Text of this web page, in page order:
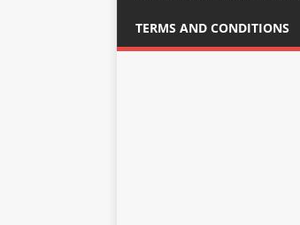
TERMS AND CONDITIONS